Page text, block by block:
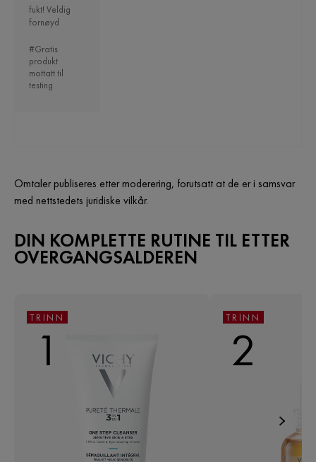
fukt! Veldig
fornøyd
#Gratis
produkt
mottatt til
testing
Omtaler publiseres etter moderering, forutsatt at de er i samsvar
med nettstedets juridiske vilkår.
DIN KOMPLETTE RUTINE TIL ETTER
OVERGANGSALDEREN
TRINN
1
TRINN
2